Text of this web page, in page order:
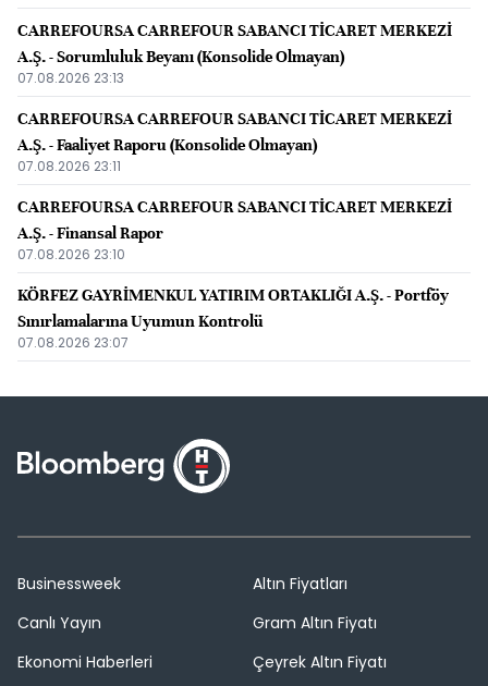
CARREFOURSA CARREFOUR SABANCI TİCARET MERKEZİ
A.Ş. - Sorumluluk Beyanı (Konsolide Olmayan)
07.08.2026 23:13
CARREFOURSA CARREFOUR SABANCI TİCARET MERKEZİ
A.Ş. - Faaliyet Raporu (Konsolide Olmayan)
07.08.2026 23:11
CARREFOURSA CARREFOUR SABANCI TİCARET MERKEZİ
A.Ş. - Finansal Rapor
07.08.2026 23:10
KÖRFEZ GAYRİMENKUL YATIRIM ORTAKLIĞI A.Ş. - Portföy
Sınırlamalarına Uyumun Kontrolü
07.08.2026 23:07
Businessweek
Canlı Yayın
Ekonomi Haberleri
Altın Fiyatları
Gram Altın Fiyatı
Çeyrek Altın Fiyatı